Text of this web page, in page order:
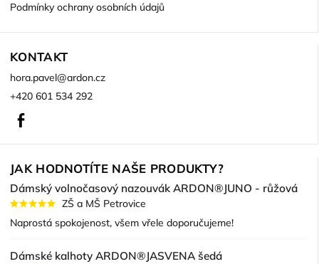
Podmínky ochrany osobních údajů
KONTAKT
hora.pavel@ardon.cz
+420 601 534 292
JAK HODNOTÍTE NAŠE PRODUKTY?
Dámský volnočasový nazouvák ARDON®JUNO - růžová
ZŠ a MŠ Petrovice
Naprostá spokojenost, všem vřele doporučujeme!
Dámské kalhoty ARDON®JASVENA šedá